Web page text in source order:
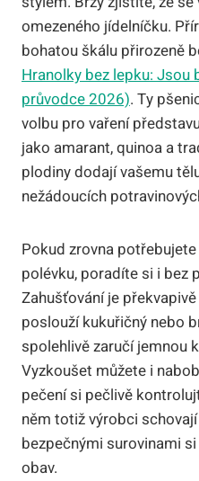
omezeného jídelníčku.
bohatou škálu přirozeně
Hranolky bez lepku: Jsou
průvodce 2026). Ty
volbu pro vaření
jako amarant, quinoa a
plodiny dodají vašemu
nežádoucích
Pokud zrovna
polévku, poradíte si i bez
Zahušťování je
poslouží kukuřičný nebo
spolehlivě zaručí jemnou
Vyzkoušet můžete i
pečení si pečlivě
něm totiž výrobci
bezpečnými surovinami
obav.